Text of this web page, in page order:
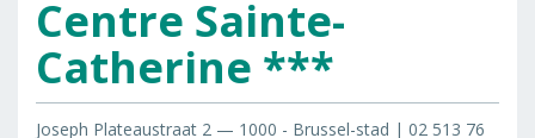
Centre Sainte-
Catherine ***
Joseph Plateaustraat 2 — 1000 - Brussel-stad | 02 513 76